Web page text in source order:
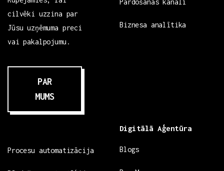
cilvēki uzzina par
Jūsu uzņēmuma preci
vai pakalpojumu.
PAR
MUMS
Biznesa analītika
Procesu automatizācija
Digitālā Aģentūra
Blogs